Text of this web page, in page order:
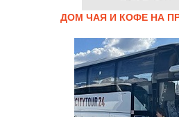
ДОМ ЧАЯ И КОФЕ НА